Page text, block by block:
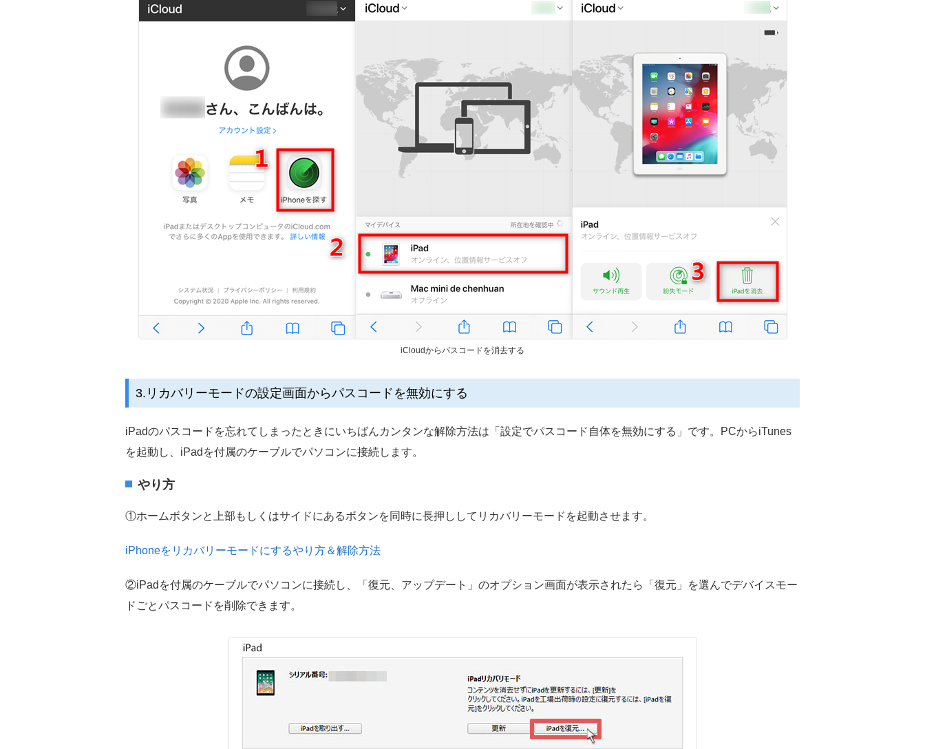
iCloudからパスコードを消去する
3.リカバリーモードの設定画面からパスコードを無効にする
iPadのパスコードを忘れてしまったときにいちばんカンタンな解除方法は「設定でパスコード自体を無効にする」です。PCからiTunes
を起動し、iPadを付属のケーブルでパソコンに接続します。
やり方
①ホームボタンと上部もしくはサイドにあるボタンを同時に長押ししてリカバリーモードを起動させます。
iPhoneをリカバリーモードにするやり方＆解除方法
②iPadを付属のケーブルでパソコンに接続し、「復元、アップデート」のオプション画面が表示されたら「復元」を選んでデバイスモー
ドごとパスコードを削除できます。